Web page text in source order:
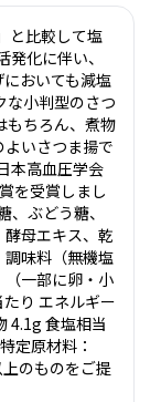
と比較して塩
化に伴い、
おいても減塩
小判型のさつ
もちろん、煮物
いさつま揚で
本高血圧学会
を受賞しまし
ぶどう糖、
母エキス、乾
味料（無機塩
一部に卵・小
り エネルギー
4.1g 食塩相当
定原材料：
のものをご提